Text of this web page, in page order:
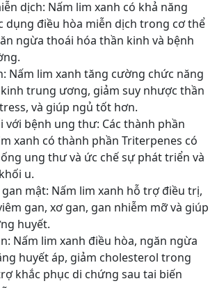
dịch: Nấm lim xanh có khả năng
dụng điều hòa miễn dịch trong cơ thể
ngừa thoái hóa thần kinh và bệnh
Nấm lim xanh tăng cường chức năng
trung ương, giảm suy nhược thần
và giúp ngủ tốt hơn.
với bệnh ung thư: Các thành phần
xanh có thành phần Triterpenes có
ung thư và ức chế sự phát triển và
u.
mật: Nấm lim xanh hỗ trợ điều trị,
gan, xơ gan, gan nhiễm mỡ và giúp
huyết.
Nấm lim xanh điều hòa, ngăn ngừa
huyết áp, giảm cholesterol trong
khắc phục di chứng sau tai biến